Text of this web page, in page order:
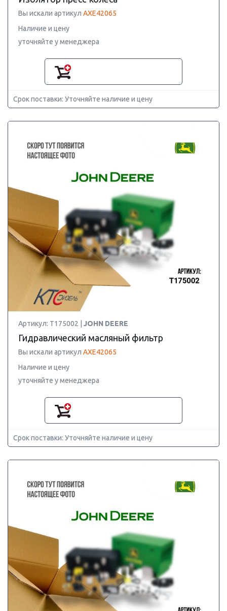
Вы искали артикул AXE42065
Наличие и цену
уточняйте у менеджера
Срок поставки: Уточняйте наличие и цену
Артикул: T175002 | JOHN DEERE
Гидравлический масляный фильтр
Вы искали артикул AXE42065
Наличие и цену
уточняйте у менеджера
Срок поставки: Уточняйте наличие и цену